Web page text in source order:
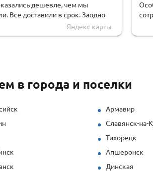
дешевле, чем мы
Все доставили в срок. Заодно
в аренду, что очень удобно.
Яндекс карты
в города и поселки
Армавир
Славянск-на-
Тихорецк
Апшеронск
Динская